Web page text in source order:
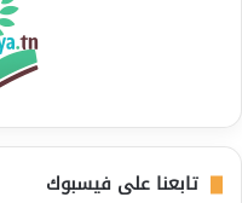
تابعنا على فيسبوك